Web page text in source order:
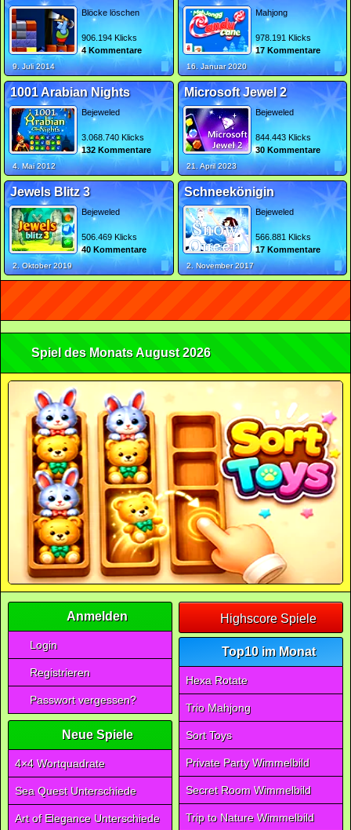
Blöcke löschen
906.194 Klicks
4 Kommentare
9. Juli 2014
Mahjong
978.191 Klicks
17 Kommentare
16. Januar 2020
1001 Arabian Nights
Bejeweled
3.068.740 Klicks
132 Kommentare
4. Mai 2012
Microsoft Jewel 2
Bejeweled
844.443 Klicks
30 Kommentare
21. April 2023
Jewels Blitz 3
Bejeweled
506.469 Klicks
40 Kommentare
2. Oktober 2019
Schneekönigin
Bejeweled
566.881 Klicks
17 Kommentare
2. November 2017
Spiel des Monats August 2026
Anmelden
Login
Registrieren
Passwort vergessen?
Neue Spiele
4×4 Wortquadrate
Sea Quest Unterschiede
Art of Elegance Unterschiede
Highscore Spiele
Top10 im Monat
Hexa Rotate
Trio Mahjong
Sort Toys
Private Party Wimmelbild
Secret Room Wimmelbild
Trip to Nature Wimmelbild